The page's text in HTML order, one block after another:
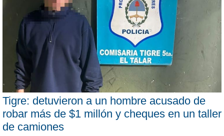
Tigre: detuvieron a un hombre acusado de
robar más de $1 millón y cheques en un taller
de camiones